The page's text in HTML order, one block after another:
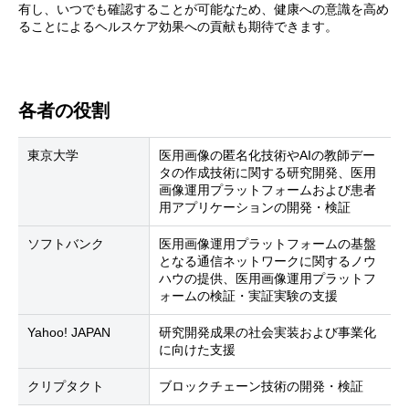
有し、いつでも確認することが可能なため、健康への意識を高め
ることによるヘルスケア効果への貢献も期待できます。
各者の役割
東京大学
医用画像の匿名化技術やAIの教師デー
タの作成技術に関する研究開発、医用
画像運用プラットフォームおよび患者
用アプリケーションの開発・検証
ソフトバンク
医用画像運用プラットフォームの基盤
となる通信ネットワークに関するノウ
ハウの提供、医用画像運用プラットフ
ォームの検証・実証実験の支援
Yahoo! JAPAN
研究開発成果の社会実装および事業化
に向けた支援
クリプタクト ブロックチェーン技術の開発・検証